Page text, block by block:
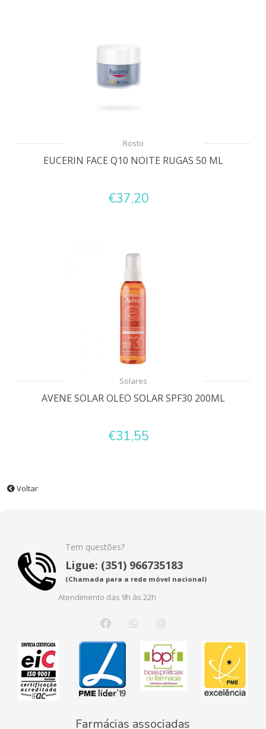
Rosto
EUCERIN FACE Q10 NOITE RUGAS 50 ML
€37,20
Solares
AVENE SOLAR OLEO SOLAR SPF30 200ML
€31,55
Voltar
Tem questões?
Ligue: (351) 966735183
(Chamada para a rede móvel nacional)
Atendimento das 9h às 22h
Farmácias associadas